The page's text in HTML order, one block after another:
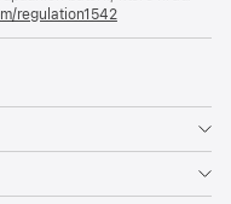
regulation1542(otevře
se